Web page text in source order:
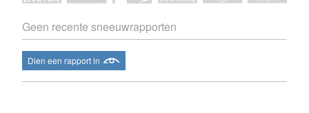
Geen recente sneeuwrapporten
Dien een rapport in